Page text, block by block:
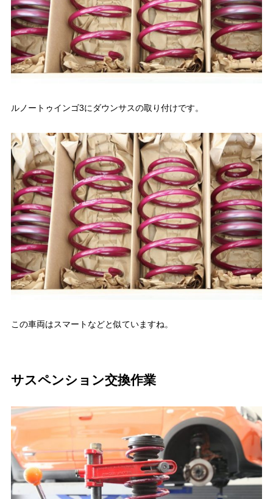
ルノートゥインゴ3にダウンサスの取り付けです。
この車両はスマートなどと似ていますね。
サスペンション交換作業